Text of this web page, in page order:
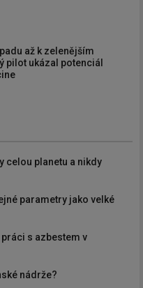
až k zelenějším
pilot ukázal potenciál
celou planetu a nikdy
parametry jako velké
s azbestem v
nádrže?